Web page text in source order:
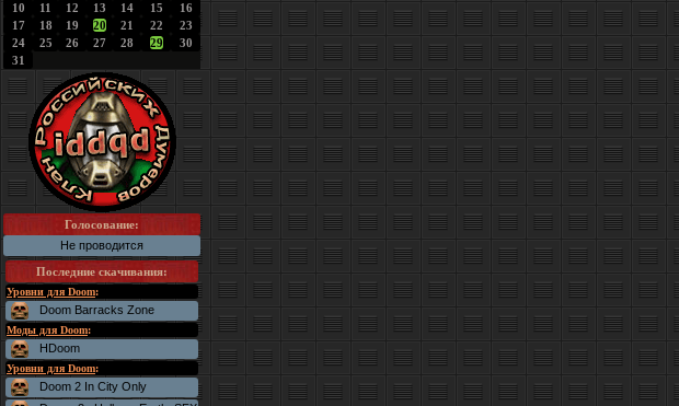
10
11 12 13 14 15
16
17
18 19 20 21 22
23
24
25 26 27 28 29
30
31
Голосование:
Не проводится
Последние скачивания:
Уровни для Doom:
Doom Barracks Zone
Моды для Doom:
HDoom
Уровни для Doom:
Doom 2 In City Only